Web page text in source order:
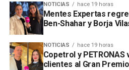
NOTICIAS hace 19 horas
Mentes Expertas
Ben-Shahar y Borja
NOTICIAS hace 19 horas
Copetrol y
clientes al Gran